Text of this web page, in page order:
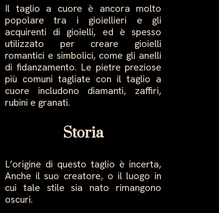
Il taglio a cuore è ancora molto
popolare tra i gioiellieri e gli
acquirenti di gioielli, ed è spesso
utilizzato per creare gioielli
romantici e simbolici, come gli anelli
di fidanzamento. Le pietre preziose
più comuni tagliate con il taglio a
cuore includono diamanti, zaffiri,
rubini e granati.
Storia
L’origine di questo taglio è incerta,
Anche il suo creatore, o il luogo in
cui tale stile sia nato rimangono
oscuri.